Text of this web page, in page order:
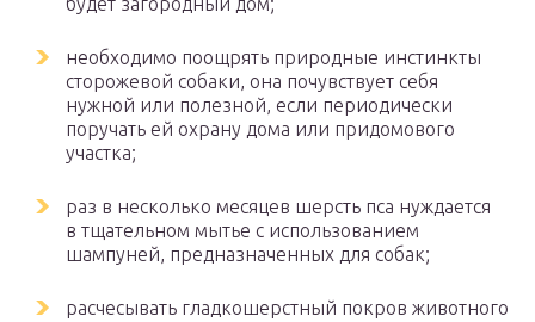
необходимо поощрять природные инстинкты
сторожевой собаки, она почувствует себя
нужной или полезной, если периодически
поручать ей охрану дома или придомового
участка;
раз в несколько месяцев шерсть пса нуждается
в тщательном мытье с использованием
шампуней, предназначенных для собак;
расчесывать гладкошерстный покров животного